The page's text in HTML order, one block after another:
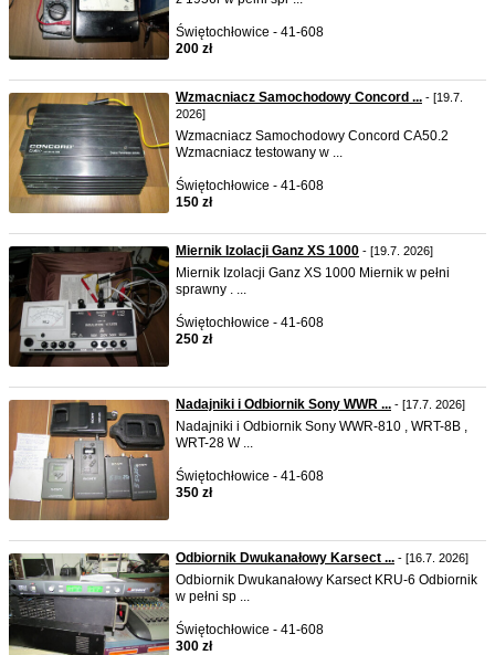
Świętochłowice - 41-608
200 zł
Wzmacniacz Samochodowy Concord ... - [19.7.
2026]
Wzmacniacz Samochodowy Concord CA50.2
Wzmacniacz testowany w ...
Świętochłowice - 41-608
150 zł
Miernik Izolacji Ganz XS 1000 - [19.7. 2026]
Miernik Izolacji Ganz XS 1000 Miernik w pełni
sprawny . ...
Świętochłowice - 41-608
250 zł
Nadajniki i Odbiornik Sony WWR ... - [17.7. 2026]
Nadajniki i Odbiornik Sony WWR-810 , WRT-8B ,
WRT-28 W ...
Świętochłowice - 41-608
350 zł
Odbiornik Dwukanałowy Karsect ... - [16.7. 2026]
Odbiornik Dwukanałowy Karsect KRU-6 Odbiornik
w pełni sp ...
Świętochłowice - 41-608
300 zł